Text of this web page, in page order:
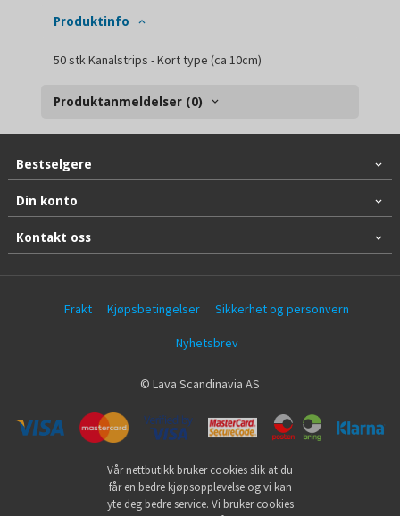
Produktinfo
50 stk Kanalstrips - Kort type (ca 10cm)
Produktanmeldelser (0)
Bestselgere
Din konto
Kontakt oss
Frakt Kjøpsbetingelser Sikkerhet og personvern
Nyhetsbrev
© Lava Scandinavia AS
Vår nettbutikk bruker cookies slik at du
får en bedre kjøpsopplevelse og vi kan
yte deg bedre service. Vi bruker cookies